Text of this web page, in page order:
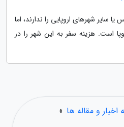
سایر شهرهای اروپایی را ندارند، اما
است. هزینه سفر به این شهر را در
اخبار و مقاله ها »